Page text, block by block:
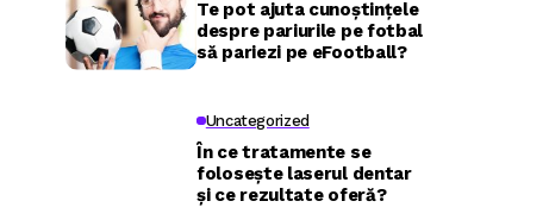
Te pot ajuta cunoștințele
despre pariurile pe fotbal
să pariezi pe eFootball?
Uncategorized
În ce tratamente se
folosește laserul dentar
și ce rezultate oferă?